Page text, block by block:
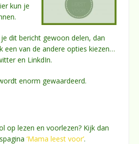
kun je
dit bericht gewoon delen, dan
een van de andere opties kiezen…
en LinkdIn.
enorm gewaardeerd.
op lezen en voorlezen? Kijk dan
‘Mama leest voor’.